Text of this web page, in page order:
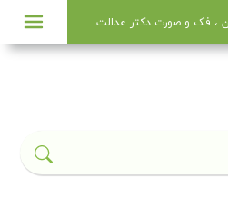
، فک و صورت دکتر عدالت